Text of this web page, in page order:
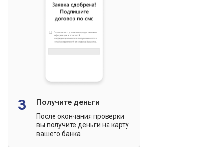
3 Получите деньги
После окончания проверки
вы получите деньги на карту
вашего банка